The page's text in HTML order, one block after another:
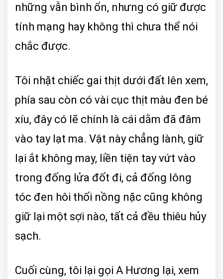
những vẫn bình ổn, nhưng có giữ được
tính mạng hay không thì chưa thể nói
chắc được.
Tôi nhặt chiếc gai thịt dưới đất lên xem,
phía sau còn có vài cục thịt màu đen bé
xíu, đây có lẽ chính là cái dằm đã đâm
vào tay lạt ma. Vật này chẳng lành, giữ
lại ắt không may, liền tiện tay vứt vào
trong đống lửa đốt đi, cả đống lông
tóc đen hôi thối nồng nặc cũng không
giữ lại một sợi nào, tất cả đều thiêu hủy
sạch.
Cuối cùng, tôi lại gọi A Hương lại, xem